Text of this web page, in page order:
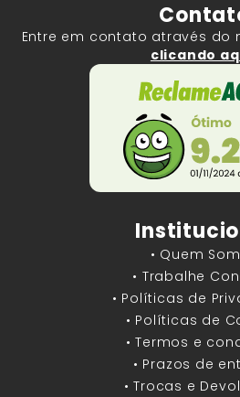
Entre em contato através do
clicando
• Quem
• Trabalhe
• Políticas de
• Políticas de
• Termos e
• Prazos de
• Trocas e